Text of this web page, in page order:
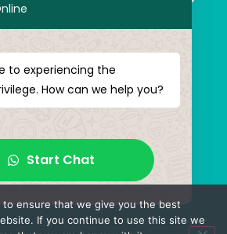
die Innovation, von der Sie
und mit dem Versprechen,
zu verleihen. Schenken Sie
ein neues „Ich“.
to experiencing the
How can we help you?
Start Chat
to ensure that we give you the best
If you continue to use this site we